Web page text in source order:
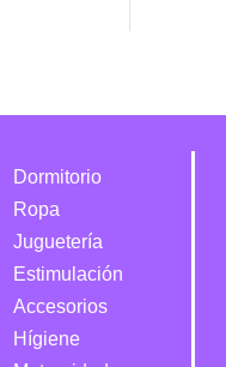
Dormitorio
Ropa
Juguetería
Estimulación
Accesorios
Hígiene